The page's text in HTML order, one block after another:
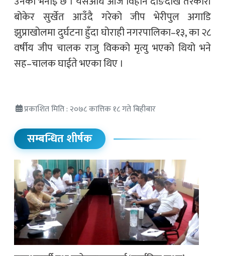
बोकेर सुर्खेत आउँदै गरेको जीप भेरीपुल अगाडि
झुप्राखोलमा दुर्घटना हुँदा घोराही नगरपालिका–१३, का २८
वर्षीय जीप चालक राजु विकको मृत्यु भएको थियो भने
सह–चालक घाईते भएका थिए ।
प्रकाशित मिति : २०७८ कात्तिक १८ गते बिहीबार
सम्बन्धित शीर्षक